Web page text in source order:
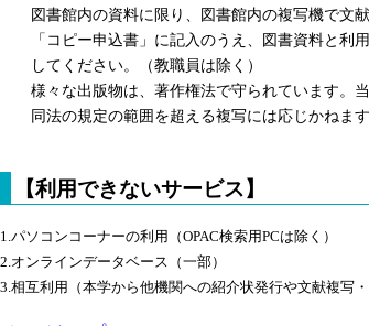
図書館内の資料に限り、図書館内の複写機で文献
「コピー申込書」に記入のうえ、図書資料と利用
してください。（教職員は除く）
様々な出版物は、著作権法で守られています。当
同法の規定の範囲を超える複写には応じかねま
【利用できないサービス】
1. パソコンコーナーの利用（OPAC検索用PCは除く）
2. オンラインデータベース（一部）
3. 相互利用（本学から他機関への紹介状発行や文献複写・